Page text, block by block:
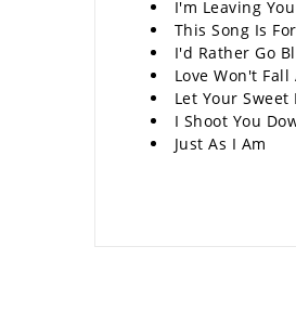
I'm Leaving You
This Song Is
I'd Rather Go
Love Won't
Let Your
I Shoot You
Just As I Am